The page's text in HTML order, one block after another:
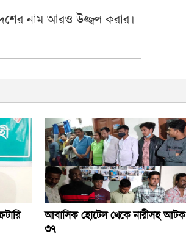
নাম আরও উজ্জ্বল করার।
আবাসিক হোটেল থেকে নারীসহ আটক
৩৭